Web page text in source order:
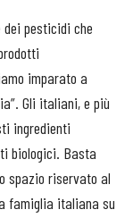
pesticidi che
imparato a
Gli italiani, e più
ingredienti
biologici. Basta
spazio riservato al
famiglia italiana su